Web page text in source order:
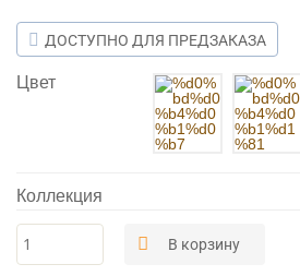
49
100 ₽.
ДОСТУПНО ДЛЯ ПРЕДЗАКАЗА
Цвет
Коллекция
Количество
товара
Комод
В корзину